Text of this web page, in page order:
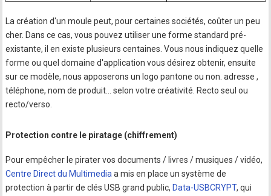
La création d'un moule peut, pour certaines sociétés, coûter un peu
cher. Dans ce cas, vous pouvez utiliser une forme standard pré-
existante, il en existe plusieurs centaines. Vous nous indiquez quelle
forme ou quel domaine d'application vous désirez obtenir, ensuite
sur ce modèle, nous apposerons un logo pantone ou non. adresse ,
téléphone, nom de produit... selon votre créativité. Recto seul ou
recto/verso.
Protection contre le piratage (chiffrement)
Pour empêcher le pirater vos documents / livres / musiques / vidéo,
Centre Direct du Multimedia a mis en place un système de
protection à partir de clés USB grand public, Data-USBCRYPT, qui